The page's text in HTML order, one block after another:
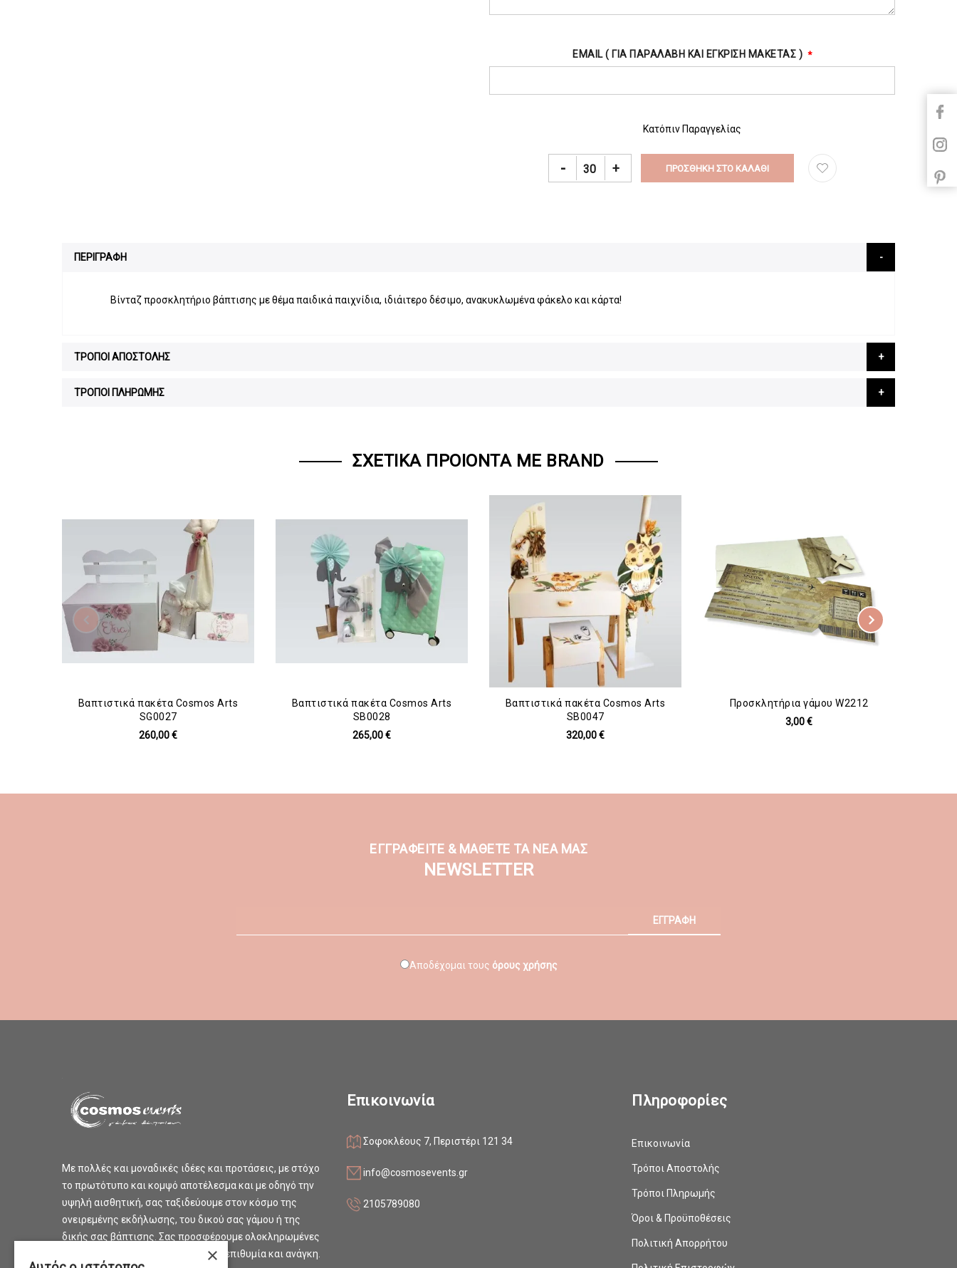
EMAIL ( ΓΙΑ ΠΑΡΑΛΑΒΉ ΚΑΙ ΈΓΚΡΙΣΗ ΜΑΚΈΤΑΣ )
Κατόπιν Παραγγελίας
- + ΠΡΟΣΘΉΚΗ ΣΤΟ ΚΑΛΆΘΙ
ΠΕΡΙΓΡΑΦΗ
Βίνταζ προσκλητήριο βάπτισης με θέμα παιδικά παιχνίδια, ιδιάιτερο δέσιμο, ανακυκλωμένα φάκελο και κάρτα!
ΤΡΟΠΟΙ ΑΠΟΣΤΟΛΗΣ
ΤΡΟΠΟΙ ΠΛΗΡΩΜΗΣ
ΣΧΕΤΙΚΆ ΠΡΟΙΌΝΤΑ ΜΕ BRAND
Βαπτιστικά πακέτα Cosmos Arts
SG0027
260,00 €
Βαπτιστικά πακέτα Cosmos Arts
SB0028
265,00 €
Βαπτιστικά πακέτα Cosmos Arts
SB0047
320,00 €
Προσκλητήρια γάμου W2212
3,00 €
ΕΓΓΡΑΦΕΙΤΕ & ΜΑΘΕΤΕ ΤΑ ΝΕΑ ΜΑΣ
NEWSLETTER
ΕΓΓΡΑΦΗ
Αποδέχομαι τους όρους χρήσης
Με πολλές και μοναδικές ιδέες και προτάσεις, με στόχο
το πρωτότυπο και κομψό αποτέλεσμα και με οδηγό την
υψηλή αισθητική, σας ταξιδεύουμε στον κόσμο της
ονειρεμένης εκδήλωσης, του δικού σας γάμου ή της
δικής σας βάπτισης. Σας προσφέρουμε ολοκληρωμένες
προτάσεις και λύσεις για κάθε σας επιθυμία και ανάγκη.
Επικοινωνία
Σοφοκλέους 7, Περιστέρι 121 34
info@cosmosevents.gr
2105789080
Πληροφορίες
Επικοινωνία
Τρόποι Αποστολής
Τρόποι Πληρωμής
Όροι & Προϋποθέσεις
Πολιτική Απορρήτου
×